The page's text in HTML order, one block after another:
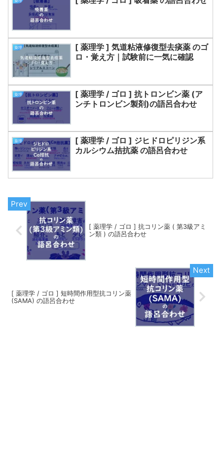
薬理
[ 薬理学 ] 気道粘液修復型去痰薬 のゴ
ロ・覚え方｜試験前に一気に確認
薬理
[ 薬理学 / ゴロ ] 抗トロンビン薬 (ア
ンチトロンビン製剤)の語呂合わせ
薬理
[ 薬理学 / ゴロ ] ジヒドロピリジン系
カルシウム拮抗薬 の語呂合わせ
[ 薬理学 / ゴロ ] 抗コリン薬 ( 第3級アミ
ン類 ) の語呂合わせ
[ 薬理学 / ゴロ ] 短時間作用型抗コリン薬
(SAMA) の語呂合わせ